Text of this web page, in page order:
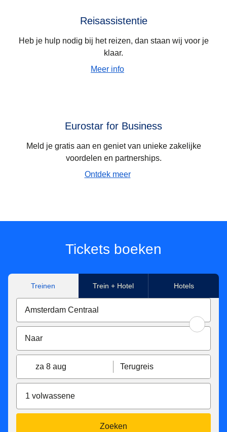
Reisassistentie
Heb je hulp nodig bij het reizen, dan staan wij voor je
klaar.
Meer info
Eurostar for Business
Meld je gratis aan en geniet van unieke zakelijke
voordelen en partnerships.
Ontdek meer
Tickets boeken
Treinen Trein + Hotel Hotels
za 8 aug Terugreis
1 volwassene
Zoeken